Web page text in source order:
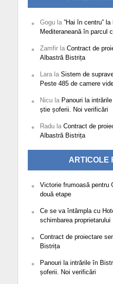
Gogula ”Hai în centru”
Mediteraneană în parcul
Zamfirla Contract de
Albastră Bistrița
Larala Sistem de
Peste 485 de camere
Nicula Panouri la
știe șoferii. Noi verificări
Radula Contract de
Albastră Bistrița
ARTICOLE
Victorie frumoasă pentru
două etape
Ce se va întâmpla cu
schimbarea proprietarului
Contract de proiectare
Bistrița
Panouri la intrările în
șoferii. Noi verificări